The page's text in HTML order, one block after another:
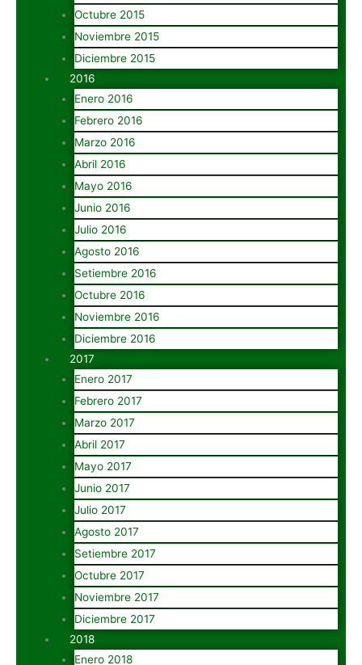
Octubre 2015
Noviembre 2015
Diciembre 2015
2016
Enero 2016
Febrero 2016
Marzo 2016
Abril 2016
Mayo 2016
Junio 2016
Julio 2016
Agosto 2016
Setiembre 2016
Octubre 2016
Noviembre 2016
Diciembre 2016
2017
Enero 2017
Febrero 2017
Marzo 2017
Abril 2017
Mayo 2017
Junio 2017
Julio 2017
Agosto 2017
Setiembre 2017
Octubre 2017
Noviembre 2017
Diciembre 2017
2018
Enero 2018